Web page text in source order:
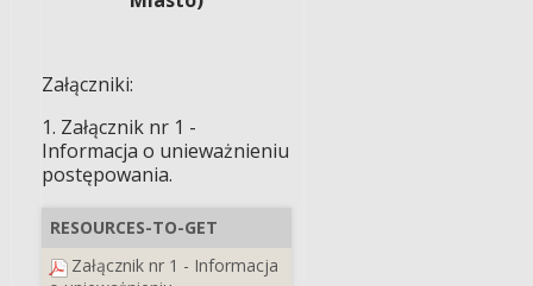
Załączniki:
1. Załącznik nr 1 -
Informacja o unieważnieniu
postępowania.
RESOURCES-TO-GET
Załącznik nr 1 - Informacja